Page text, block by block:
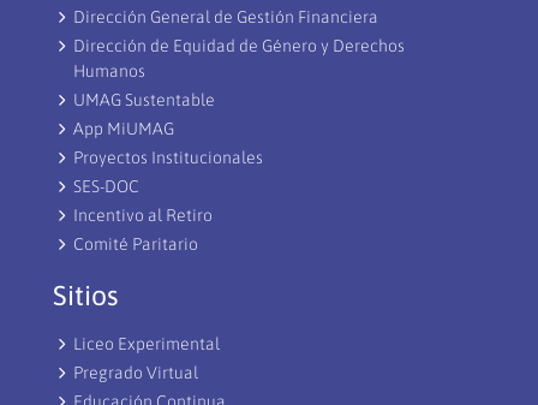
Dirección General de Gestión Financiera
Dirección de Equidad de Género y Derechos
Humanos
UMAG Sustentable
App MiUMAG
Proyectos Institucionales
SES-DOC
Incentivo al Retiro
Comité Paritario
Sitios
Liceo Experimental
Pregrado Virtual